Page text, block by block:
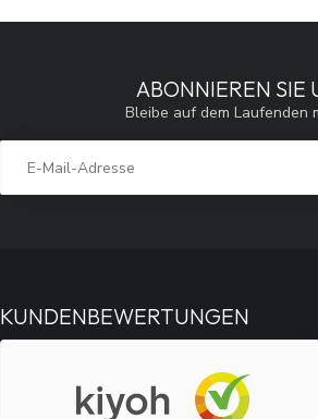
ABONNIEREN SIE
Bleibe auf dem
KUNDENBEWERTUNGEN